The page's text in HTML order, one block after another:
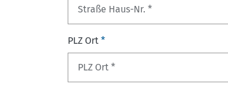
PLZ Ort *